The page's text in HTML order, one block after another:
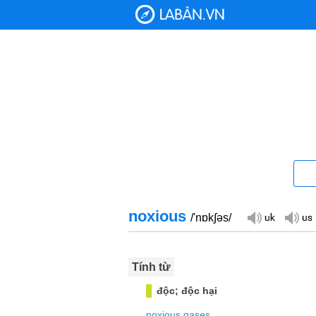
noxious /'nɒk∫əs/
Tính từ
độc; độc hại